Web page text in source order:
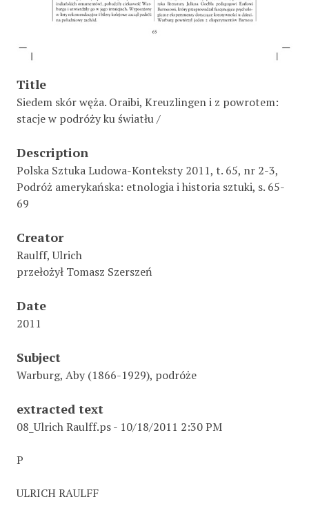
Title
Siedem skór węża. Oraibi, Kreuzlingen i z powrotem:
stacje w podróży ku światłu /
Description
Polska Sztuka Ludowa-Konteksty 2011, t. 65, nr 2-3,
Podróż amerykańska: etnologia i historia sztuki, s. 65-
69
Creator
Raulff, Ulrich
przełożył Tomasz Szerszeń
Date
2011
Subject
Warburg, Aby (1866-1929), podróże
extracted text
08_Ulrich Raulff.ps - 10/18/2011 2:30 PM
P
ULRICH RAULFF